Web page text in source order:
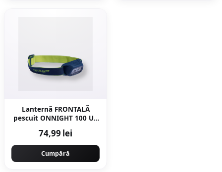
Lanternă FRONTALĂ
pescuit ONNIGHT 100 UV
74,99 lei
Cumpără